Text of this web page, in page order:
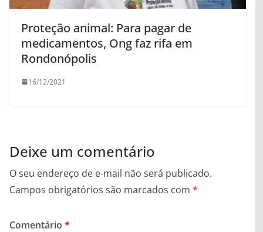
Proteção animal: Para pagar de
medicamentos, Ong faz rifa em
Rondonópolis
16/12/2021
Deixe um comentário
O seu endereço de e-mail não será publicado.
Campos obrigatórios são marcados com *
Comentário *